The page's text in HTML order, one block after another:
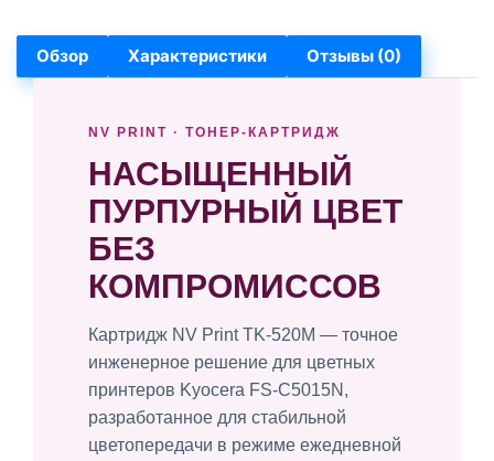
Обзор Характеристики Отзывы (0)
NV PRINT · ТОНЕР-КАРТРИДЖ
НАСЫЩЕННЫЙ
ПУРПУРНЫЙ ЦВЕТ
БЕЗ
КОМПРОМИССОВ
Картридж NV Print TK-520M — точное
инженерное решение для цветных
принтеров Kyocera FS-C5015N,
разработанное для стабильной
цветопередачи в режиме ежедневной